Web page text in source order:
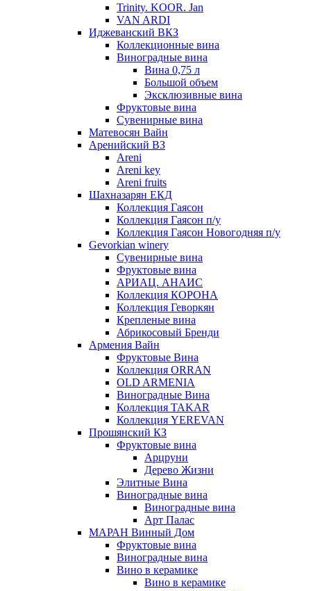
Trinity. KOOR. Jan
VAN ARDI
Иджеванский ВКЗ
Коллекционные вина
Виноградные вина
Вина 0,75 л
Большой объем
Эксклюзивные вина
Фруктовые вина
Cувенирные вина
Матевосян Вайн
Аренийский ВЗ
Areni
Areni key
Areni fruits
Шахназарян ЕКД
Коллекция Гаясон
Коллекция Гаясон п/у
Коллекция Гаясон Новогодняя п/у
Gevorkian winery
Сувенирные вина
Фруктовые вина
АРИАЦ. АНАИС
Коллекция КОРОНА
Коллекция Геворкян
Крепленые вина
Абрикосовый Бренди
Армения Вайн
Фруктовые Вина
Коллекция ORRAN
OLD ARMENIA
Виноградные Вина
Коллекция TAKAR
Коллекция YEREVAN
Прошянский КЗ
Фруктовые вина
Арцруни
Дерево Жизни
Элитные Вина
Виноградные вина
Виноградные вина
Арт Палас
МАРАН Винный Дом
Фруктовые вина
Виноградные вина
Вино в керамике
Вино в керамике